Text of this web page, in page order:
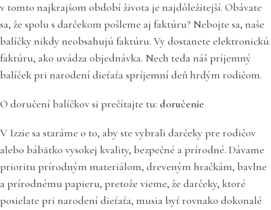
v tomto najkrajšom období života je najdôležitejší. Obávate
sa, že spolu s darčekom pošleme aj faktúru? Nebojte sa, naše
balíčky nikdy neobsahujú faktúru. Vy dostanete elektronickú
faktúru, ako uvádza objednávka. Nech teda náš príjemný
balíček pri narodení dieťaťa spríjemní deň hrdým rodičom.
O doručení balíčkov si prečítajte tu: doručenie
V Izzie sa staráme o to, aby ste vybrali darčeky pre rodičov
alebo bábätko vysokej kvality, bezpečné a prírodné. Dávame
prioritu prírodným materiálom, dreveným hračkám, bavlne
a prírodnému papieru, pretože vieme, že darčeky, ktoré
posielate pri narodení dieťaťa, musia byť rovnako dokonalé